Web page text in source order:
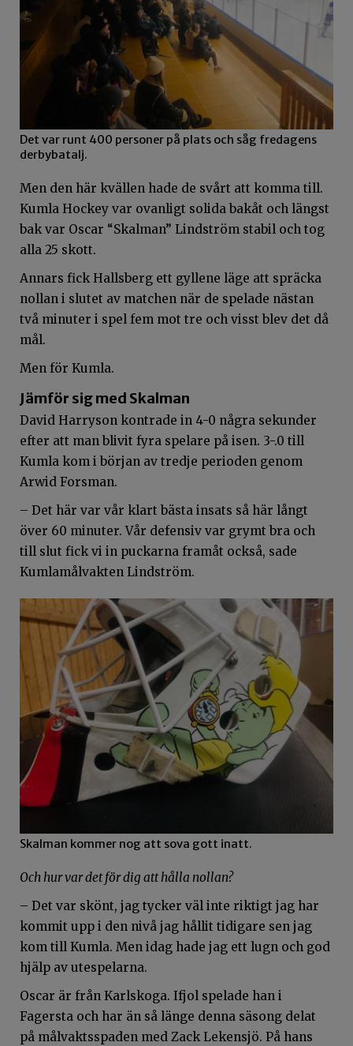
Det var runt 400 personer på plats och såg fredagens
derbybatalj.
Men den här kvällen hade de svårt att komma till.
Kumla Hockey var ovanligt solida bakåt och längst
bak var Oscar “Skalman” Lindström stabil och tog
alla 25 skott.
Annars fick Hallsberg ett gyllene läge att spräcka
nollan i slutet av matchen när de spelade nästan
två minuter i spel fem mot tre och visst blev det då
mål.
Men för Kumla.
Jämför sig med Skalman
David Harryson kontrade in 4-0 några sekunder
efter att man blivit fyra spelare på isen. 3-.0 till
Kumla kom i början av tredje perioden genom
Arwid Forsman.
– Det här var vår klart bästa insats så här långt
över 60 minuter. Vår defensiv var grymt bra och
till slut fick vi in puckarna framåt också, sade
Kumlamålvakten Lindström.
Skalman kommer nog att sova gott inatt.
Och hur var det för dig att hålla nollan?
– Det var skönt, jag tycker väl inte riktigt jag har
kommit upp i den nivå jag hållit tidigare sen jag
kom till Kumla. Men idag hade jag ett lugn och god
hjälp av utespelarna.
Oscar är från Karlskoga. Ifjol spelade han i
Fagersta och har än så länge denna säsong delat
på målvaktsspaden med Zack Lekensjö. På hans